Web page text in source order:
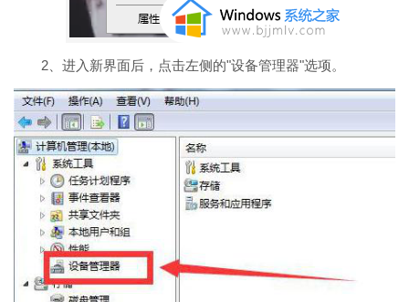
2、进入新界面后，点击左侧的"设备管理器"选项。